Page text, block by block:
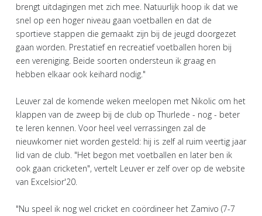
brengt uitdagingen met zich mee. Natuurlijk hoop ik dat we
snel op een hoger niveau gaan voetballen en dat de
sportieve stappen die gemaakt zijn bij de jeugd doorgezet
gaan worden. Prestatief en recreatief voetballen horen bij
een vereniging. Beide soorten ondersteun ik graag en
hebben elkaar ook keihard nodig."
Leuver zal de komende weken meelopen met Nikolic om het
klappen van de zweep bij de club op Thurlede - nog - beter
te leren kennen. Voor heel veel verrassingen zal de
nieuwkomer niet worden gesteld: hij is zelf al ruim veertig jaar
lid van de club. "Het begon met voetballen en later ben ik
ook gaan cricketen", vertelt Leuver er zelf over op de website
van Excelsior'20.
"Nu speel ik nog wel cricket en coördineer het Zamivo (7-7